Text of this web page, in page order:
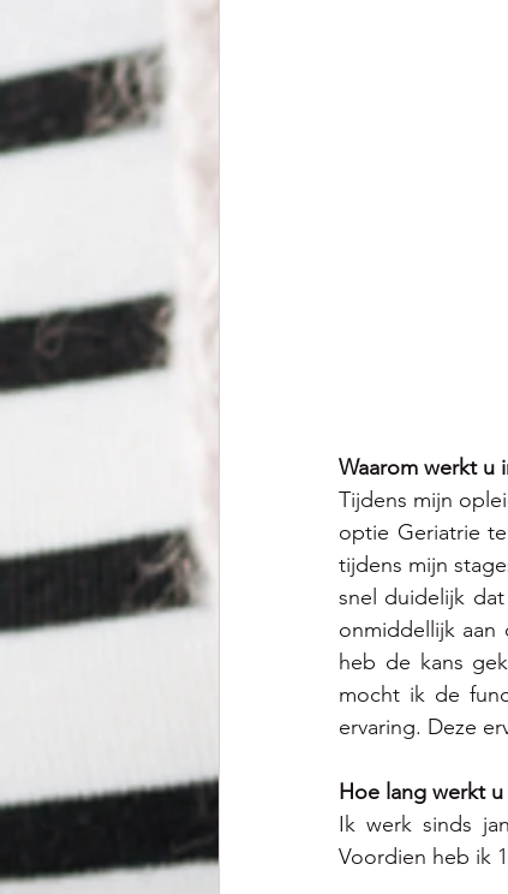
Waarom werkt u
Tijdens mijn
optie Geriatrie
tijdens mijn
snel duidelijk
onmiddellijk aan
heb de kans
mocht ik de
ervaring. Deze
Hoe lang werkt
Ik werk sinds
Voordien heb ik